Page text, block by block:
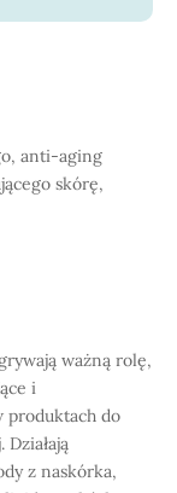
anti-aging
skórę,
ważną rolę,
i
produktach do
z naskórka,